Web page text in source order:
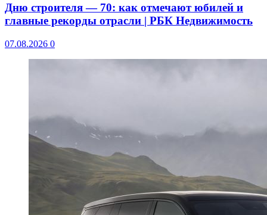
Дню строителя — 70: как отмечают юбилей и
главные рекорды отрасли | РБК Недвижимость
07.08.2026 0